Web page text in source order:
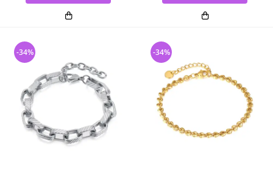
-34% -34%